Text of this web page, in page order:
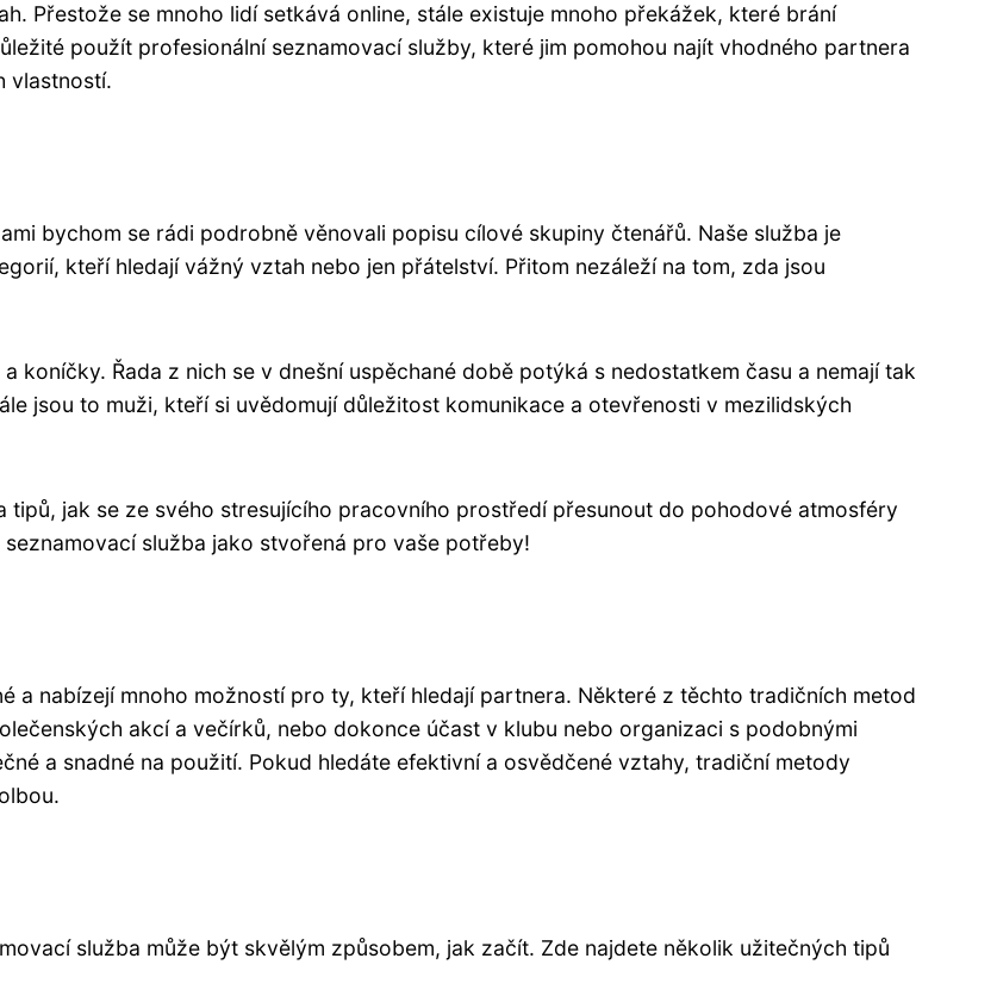
Přestože se mnoho lidí setkává online, stále existuje mnoho překážek, které brání
použít profesionální seznamovací služby, které jim pomohou najít vhodného partnera
vlastností.
bychom se rádi podrobně věnovali popisu cílové skupiny čtenářů. Naše služba je
kteří hledají vážný vztah nebo jen přátelství. Přitom nezáleží na tom, zda jsou
koníčky. Řada z nich se v dnešní uspěchané době potýká s nedostatkem času a nemají tak
jsou to muži, kteří si uvědomují důležitost komunikace a otevřenosti v mezilidských
tipů, jak se ze svého stresujícího pracovního prostředí přesunout do pohodové atmosféry
služba jako stvořená pro vaše potřeby!
a nabízejí mnoho možností pro ty, kteří hledají partnera. Některé z těchto tradičních metod
akcí a večírků, nebo dokonce účast v klubu nebo organizaci s podobnými
a snadné na použití. Pokud hledáte efektivní a osvědčené vztahy, tradiční metody
služba může být skvělým způsobem, jak začít. Zde najdete několik užitečných tipů